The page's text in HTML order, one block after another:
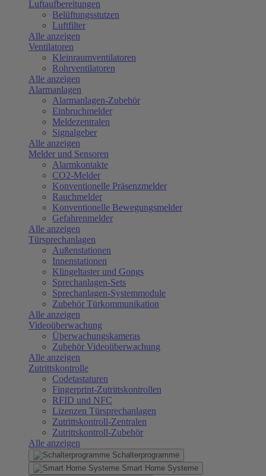
Luftaufbereitungen
Belüftungsstutzen
Luftfilter
Alle anzeigen
Ventilatoren
Kleinraumventilatoren
Rohrventilatoren
Alle anzeigen
Alarmanlagen
Alarmanlagen-Zubehör
Einbruchmelder
Meldezentralen
Signalgeber
Alle anzeigen
Melder und Sensoren
Alarmkontakte
CO2-Melder
Konventionelle Präsenzmelder
Rauchmelder
Konventionelle Bewegungsmelder
Gefahrenmelder
Alle anzeigen
Türsprechanlagen
Außenstationen
Innenstationen
Klingeltaster und Gongs
Sprechanlagen-Sets
Sprechanlagen-Systemmodule
Zubehör Türkommunikation
Alle anzeigen
Videoüberwachung
Überwachungskameras
Zubehör Videoüberwachung
Alle anzeigen
Zutrittskontrolle
Codetastaturen
Fingerprint-Zutrittskontrollen
RFID und NFC
Lizenzen Türsprechanlagen
Zutrittskontroll-Zentralen
Zutrittskontroll-Zubehör
Alle anzeigen
Schalterprogramme
Smart Home Systeme